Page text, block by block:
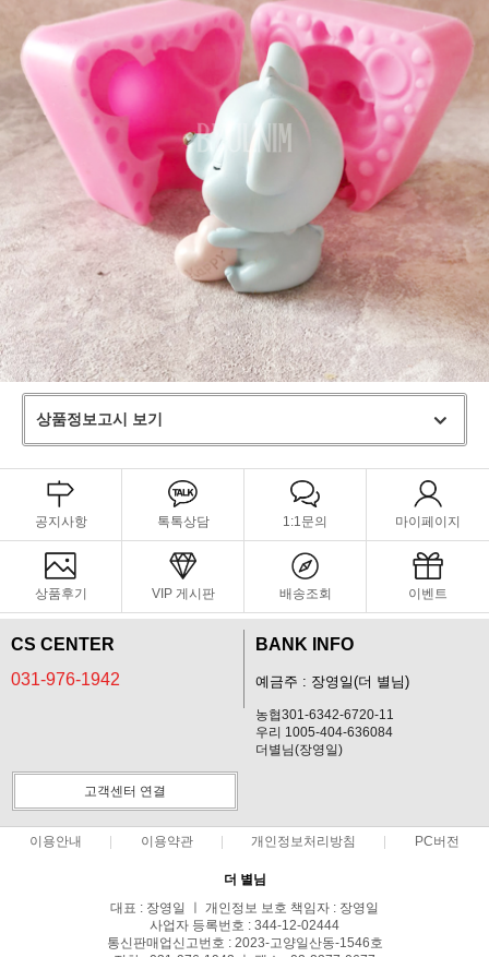
상품정보고시 보기
공지사항 톡톡상담 1:1문의 마이페이지
상품후기 VIP 게시판 배송조회 이벤트
CS CENTER
031-976-1942
BANK INFO
예금주 : 장영일(더 별님)
농협301-6342-6720-11
우리 1005-404-636084
더별님(장영일)
고객센터 연결
이용안내 이용약관 개인정보처리방침 PC버전
더 별님
대표 : 장영일 ㅣ 개인정보 보호 책임자 : 장영일
사업자 등록번호 : 344-12-02444
통신판매업신고번호 : 2023-고양일산동-1546호